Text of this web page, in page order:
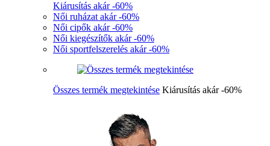
Kiárusítás akár -60%
Női ruházat akár -60%
Női cipők akár -60%
Női kiegészítők akár -60%
Női sportfelszerelés akár -60%
Összes termék megtekintése Kiárusítás akár -60%